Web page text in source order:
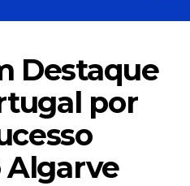
Destaque
por
Algarve